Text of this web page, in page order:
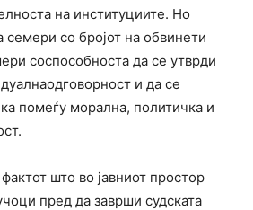
на институциите. Но
со бројот на обвинети
соспособноста да се утврди
и да се
помеѓу морална, политичка и
што во јавниот простор
пред да заврши судската